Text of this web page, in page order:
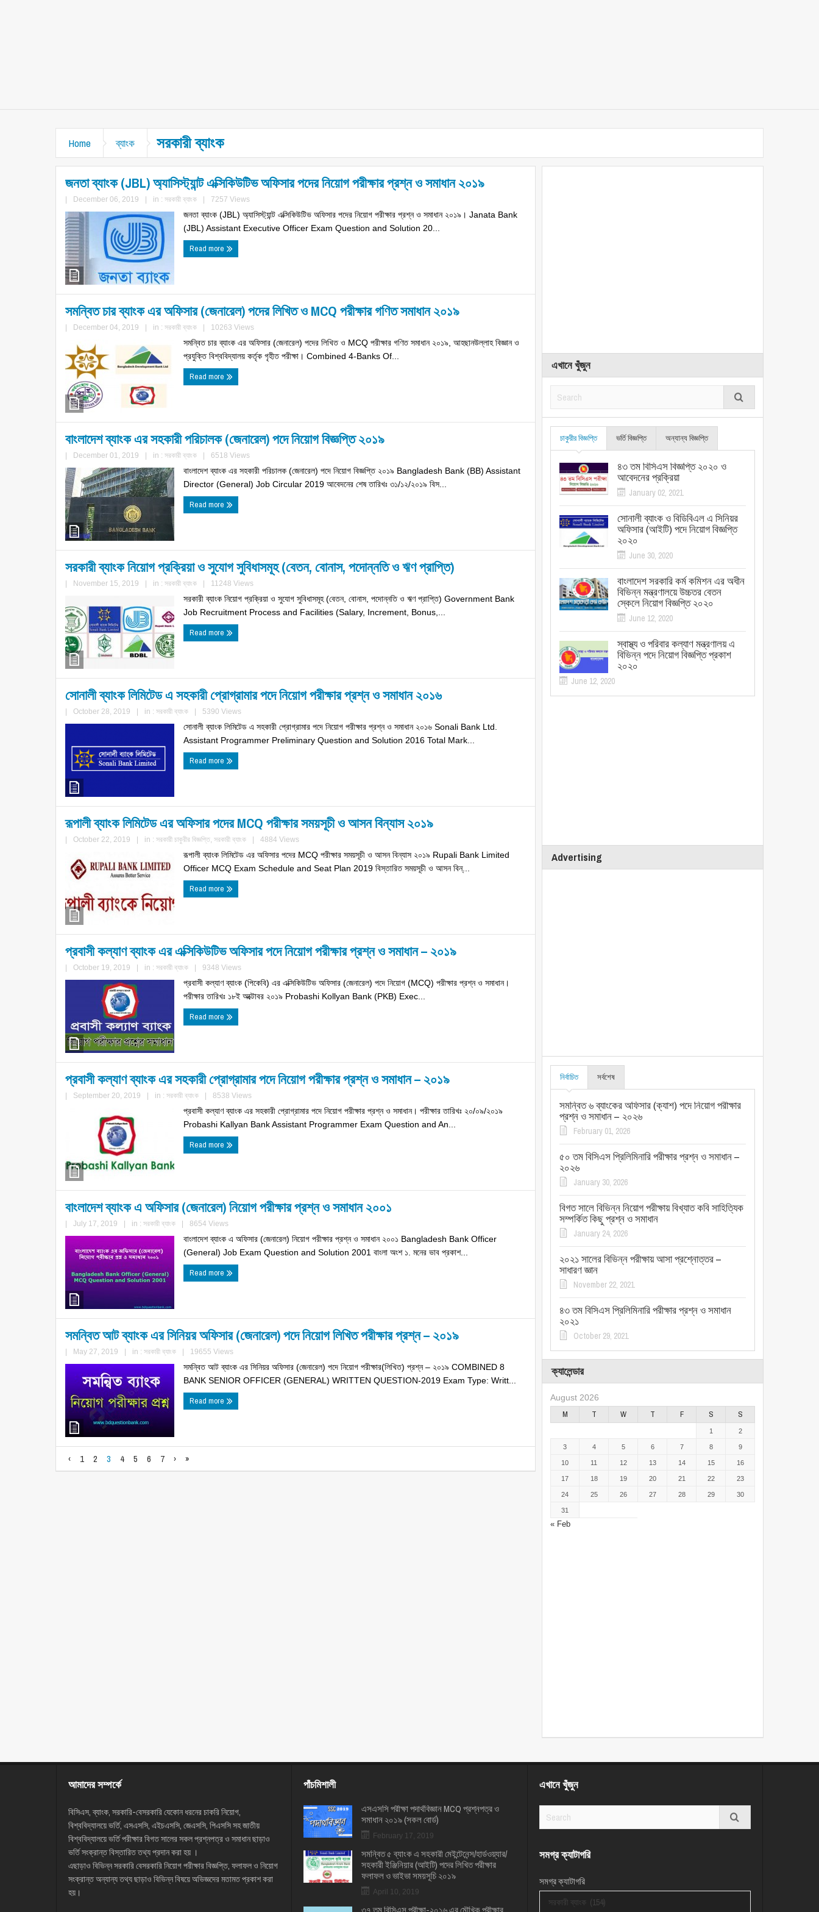
Home ব্যাংক সরকারী ব্যাংক
জনতা ব্যাংক (JBL) অ্যাসিস্ট্যান্ট এক্সিকিউটিভ অফিসার পদের নিয়োগ পরীক্ষার প্রশ্ন ও সমাধান ২০১৯
December 06, 2019 in : সরকারী ব্যাংক 7257 Views
জনতা ব্যাংক (JBL) অ্যাসিস্ট্যান্ট এক্সিকিউটিভ অফিসার পদের নিয়োগ পরীক্ষার প্রশ্ন ও সমাধান ২০১৯। Janata Bank
(JBL) Assistant Executive Officer Exam Question and Solution 20...
Read more
সমন্বিত চার ব্যাংক এর অফিসার (জেনারেল) পদের লিখিত ও MCQ পরীক্ষার গণিত সমাধান ২০১৯
December 04, 2019 in : সরকারী ব্যাংক 10263 Views
সমন্বিত চার ব্যাংক এর অফিসার (জেনারেল) পদের লিখিত ও MCQ পরীক্ষার গণিত সমাধান ২০১৯, আহছানউল্লাহ বিজ্ঞান ও
প্রযুক্তি বিশ্ববিদ্যালয় কর্তৃক গৃহীত পরীক্ষা। Combined 4-Banks Of...
Read more
বাংলাদেশ ব্যাংক এর সহকারী পরিচালক (জেনারেল) পদে নিয়োগ বিজ্ঞপ্তি ২০১৯
December 01, 2019 in : সরকারী ব্যাংক 6518 Views
বাংলাদেশ ব্যাংক এর সহকারী পরিচালক (জেনারেল) পদে নিয়োগ বিজ্ঞপ্তি ২০১৯ Bangladesh Bank (BB) Assistant
Director (General) Job Circular 2019 আবেদনের শেষ তারিখঃ ৩১/১২/২০১৯ বিস...
Read more
সরকারী ব্যাংক নিয়োগ প্রক্রিয়া ও সুযোগ সুবিধাসমূহ (বেতন, বোনাস, পদোন্নতি ও ঋণ প্রাপ্তি)
November 15, 2019 in : সরকারী ব্যাংক 11248 Views
সরকারী ব্যাংক নিয়োগ প্রক্রিয়া ও সুযোগ সুবিধাসমূহ (বেতন, বোনাস, পদোন্নতি ও ঋণ প্রাপ্তি) Government Bank
Job Recruitment Process and Facilities (Salary, Increment, Bonus,...
Read more
সোনালী ব্যাংক লিমিটেড এ সহকারী প্রোগ্রামার পদে নিয়োগ পরীক্ষার প্রশ্ন ও সমাধান ২০১৬
October 28, 2019 in : সরকারী ব্যাংক 5390 Views
সোনালী ব্যাংক লিমিটেড এ সহকারী প্রোগ্রামার পদে নিয়োগ পরীক্ষার প্রশ্ন ও সমাধান ২০১৬ Sonali Bank Ltd.
Assistant Programmer Preliminary Question and Solution 2016 Total Mark...
Read more
রূপালী ব্যাংক লিমিটেড এর অফিসার পদের MCQ পরীক্ষার সময়সূচী ও আসন বিন্যাস ২০১৯
October 22, 2019 in : সরকারী চাকুরীর বিজ্ঞপ্তি, সরকারী ব্যাংক 4884 Views
রূপালী ব্যাংক লিমিটেড এর অফিসার পদের MCQ পরীক্ষার সময়সূচী ও আসন বিন্যাস ২০১৯ Rupali Bank Limited
Officer MCQ Exam Schedule and Seat Plan 2019 বিস্তারিত সময়সূচী ও আসন বিন্...
Read more
প্রবাসী কল্যাণ ব্যাংক এর এক্সিকিউটিভ অফিসার পদে নিয়োগ পরীক্ষার প্রশ্ন ও সমাধান – ২০১৯
October 19, 2019 in : সরকারী ব্যাংক 9348 Views
প্রবাসী কল্যাণ ব্যাংক (পিকেবি) এর এক্সিকিউটিভ অফিসার (জেনারেল) পদে নিয়োগ (MCQ) পরীক্ষার প্রশ্ন ও সমাধান।
পরীক্ষার তারিখঃ ১৮ই অক্টোবর ২০১৯ Probashi Kollyan Bank (PKB) Exec...
Read more
প্রবাসী কল্যাণ ব্যাংক এর সহকারী প্রোগ্রামার পদে নিয়োগ পরীক্ষার প্রশ্ন ও সমাধান – ২০১৯
September 20, 2019 in : সরকারী ব্যাংক 8538 Views
প্রবাসী কল্যাণ ব্যাংক এর সহকারী প্রোগ্রামার পদে নিয়োগ পরীক্ষার প্রশ্ন ও সমাধান। পরীক্ষার তারিখঃ ২০/০৯/২০১৯
Probashi Kallyan Bank Assistant Programmer Exam Question and An...
Read more
বাংলাদেশ ব্যাংক এ অফিসার (জেনারেল) নিয়োগ পরীক্ষার প্রশ্ন ও সমাধান ২০০১
July 17, 2019 in : সরকারী ব্যাংক 8654 Views
বাংলাদেশ ব্যাংক এ অফিসার (জেনারেল) নিয়োগ পরীক্ষার প্রশ্ন ও সমাধান ২০০১ Bangladesh Bank Officer
(General) Job Exam Question and Solution 2001 বাংলা অংশ ১. মনের ভাব প্রকাশ...
Read more
সমন্বিত আট ব্যাংক এর সিনিয়র অফিসার (জেনারেল) পদে নিয়োগ লিখিত পরীক্ষার প্রশ্ন – ২০১৯
May 27, 2019 in : সরকারী ব্যাংক 19655 Views
সমন্বিত আট ব্যাংক এর সিনিয়র অফিসার (জেনারেল) পদে নিয়োগ পরীক্ষার(লিখিত) প্রশ্ন – ২০১৯ COMBINED 8
BANK SENIOR OFFICER (GENERAL) WRITTEN QUESTION-2019 Exam Type: Writt...
Read more
‹ 1 2 3 4 5 6 7 › »
এখানে খুঁজুন
চাকুরীর বিজ্ঞপ্তি ভর্তি বিজ্ঞপ্তি অন্যান্য বিজ্ঞপ্তি
৪৩ তম বিসিএস বিজ্ঞপ্তি ২০২০ ও
আবেদনের প্রক্রিয়া
January 02, 2021
সোনালী ব্যাংক ও বিডিবিএল এ সিনিয়র
অফিসার (আইটি) পদে নিয়োগ বিজ্ঞপ্তি
২০২০
June 30, 2020
বাংলাদেশ সরকারি কর্ম কমিশন এর অধীন
বিভিন্ন মন্ত্রণালয়ে উচ্চতর বেতন
স্কেলে নিয়োগ বিজ্ঞপ্তি ২০২০
June 12, 2020
স্বাস্থ্য ও পরিবার কল্যাণ মন্ত্রণালয় এ
বিভিন্ন পদে নিয়োগ বিজ্ঞপ্তি প্রকাশ
২০২০
June 12, 2020
Advertising
নির্বাচিত সর্বশেষ
সমন্বিত ৬ ব্যাংকের অফিসার (ক্যাশ) পদে নিয়োগ পরীক্ষার
প্রশ্ন ও সমাধান – ২০২৬
February 01, 2026
৫০ তম বিসিএস প্রিলিমিনারি পরীক্ষার প্রশ্ন ও সমাধান –
২০২৬
January 30, 2026
বিগত সালে বিভিন্ন নিয়োগ পরীক্ষায় বিখ্যাত কবি সাহিত্যিক
সম্পর্কিত কিছু প্রশ্ন ও সমাধান
January 24, 2026
২০২১ সালের বিভিন্ন পরীক্ষায় আসা প্রশ্নোত্তর –
সাধারণ জ্ঞান
November 22, 2021
৪৩ তম বিসিএস প্রিলিমিনারি পরীক্ষার প্রশ্ন ও সমাধান
২০২১
October 29, 2021
ক্যালেন্ডার
August 2026
M T W T F S S
« Feb
1 2
3 4 5 6 7 8 9
10 11 12 13 14 15 16
17 18 19 20 21 22 23
24 25 26 27 28 29 30
31
আমাদের সম্পর্কে
বিসিএস, ব্যাংক, সরকারি-বেসরকারি যেকোন ধরনের চাকরি নিয়োগ,
বিশ্ববিদ্যালয়ে ভর্তি, এসএসসি, এইচএসসি, জেএসসি, পিএসসি সহ জাতীয়
বিশ্ববিদ্যালয়ে ভর্তি পরীক্ষার বিগত সালের সকল প্রশ্নপত্র ও সমাধান ছাড়াও
ভর্তি সংক্রান্ত বিস্তারিত তথ্য প্রদান করা হয় ।
এছাড়াও বিভিন্ন সরকারি বেসরকারি নিয়োগ পরীক্ষার বিজ্ঞপ্তি, ফলাফল ও নিয়োগ
সংক্রান্ত অন্যান্য তথ্য ছাড়াও বিভিন্ন বিষয়ে অভিজ্ঞদের মতামত প্রকাশ করা
হয়।
পাঁচমিশালী
এসএসসি পরীক্ষা পদার্থবিজ্ঞান MCQ প্রশ্নপত্র ও
সমাধান ২০১৯ (সকল বোর্ড)
February 17, 2019
সমন্বিত ৫ ব্যাংক এ সহকারী মেইন্টেনেন্স/হার্ডওয়্যার/
সহকারী ইঞ্জিনিয়ার (আইটি) পদের লিখিত পরীক্ষার
ফলাফল ও ভাইভা সময়সূচি ২০১৯
April 10, 2019
এখানে খুঁজুন
সমগ্র ক্যাটাগরি
সমগ্র ক্যাটাগরি